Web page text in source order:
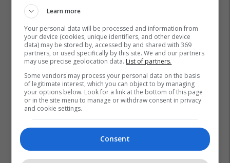
Stërvitje
Learn more
Your personal data will be processed and information from
your device (cookies, unique identifiers, and other device
data) may be stored by, accessed by and shared with 369
partners, or used specifically by this site. We and our partners
may use precise geolocation data. List of partners.
Some vendors may process your personal data on the basis
of legitimate interest, which you can object to by managing
your options below. Look for a link at the bottom of this page
or in the site menu to manage or withdraw consent in privacy
and cookie settings.
Consent